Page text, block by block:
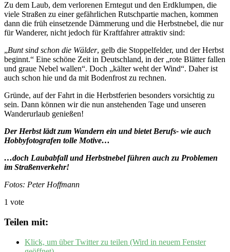
Zu dem Laub, dem verlorenen Erntegut und den Erdklumpen, die
viele Straßen zu einer gefährlichen Rutschpartie machen, kommen
dann die früh einsetzende Dämmerung und die Herbstnebel, die nur
für Wanderer, nicht jedoch für Kraftfahrer attraktiv sind:
„Bunt sind schon die Wälder, gelb die Stoppelfelder, und der Herbst
beginnt.“ Eine schöne Zeit in Deutschland, in der „rote Blätter fallen
und graue Nebel wallen“. Doch „kälter weht der Wind“. Daher ist
auch schon hie und da mit Bodenfrost zu rechnen.
Gründe, auf der Fahrt in die Herbstferien besonders vorsichtig zu
sein. Dann können wir die nun anstehenden Tage und unseren
Wanderurlaub genießen!
Der Herbst lädt zum Wandern ein und bietet Berufs- wie auch
Hobbyfotografen tolle Motive…
…doch Laubabfall und Herbstnebel führen auch zu Problemen
im Straßenverkehr!
Fotos: Peter Hoffmann
1 vote
Teilen mit:
Klick, um über Twitter zu teilen (Wird in neuem Fenster